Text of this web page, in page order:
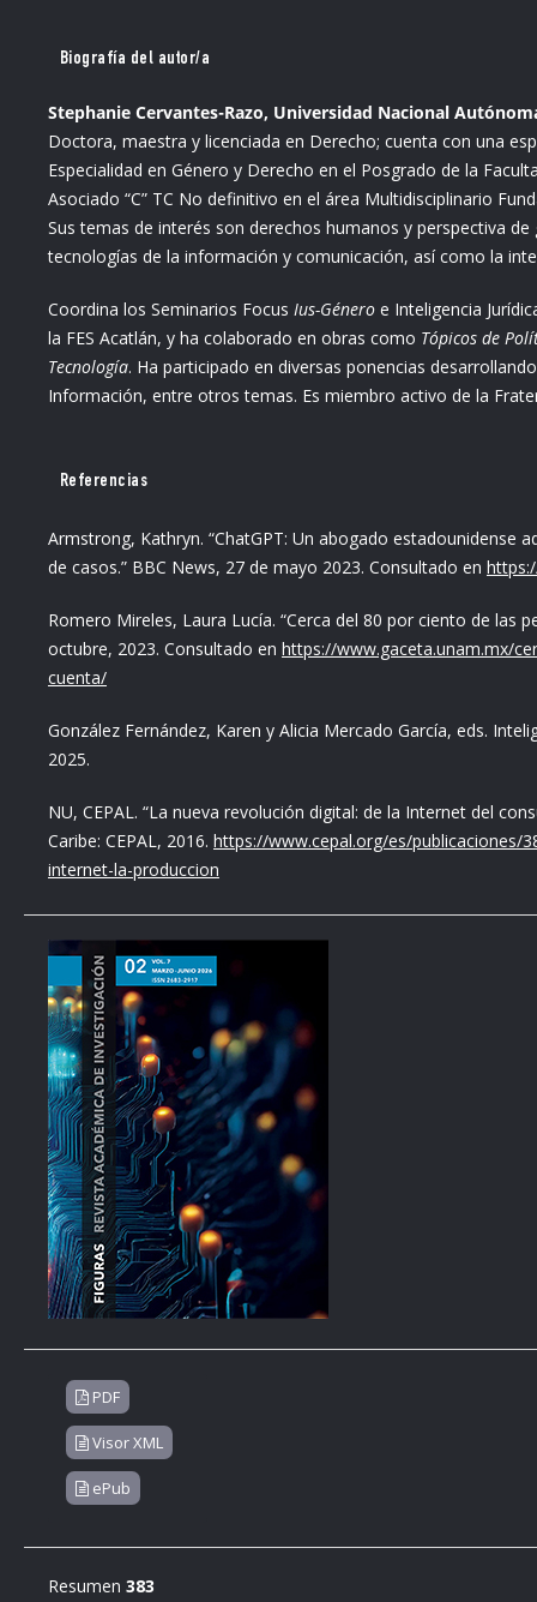
Biografía del autor/a
Stephanie Cervantes-Razo, Universidad Nacional
Doctora, maestra y licenciada en Derecho; cuenta con una
Especialidad en Género y Derecho en el Posgrado de la
Asociado “C” TC No definitivo en el área Multidisciplinario
Sus temas de interés son derechos humanos y perspectiva
tecnologías de la información y comunicación, así como la
Coordina los Seminarios Focus Ius-Género e Inteligencia
la FES Acatlán, y ha colaborado en obras como Tópicos de
Tecnología. Ha participado en diversas ponencias
Información, entre otros temas. Es miembro activo de la
Referencias
Armstrong, Kathryn. “ChatGPT: Un abogado estadounidense
de casos.” BBC News, 27 de mayo 2023. Consultado en
Romero Mireles, Laura Lucía. “Cerca del 80 por ciento de las
octubre, 2023. Consultado en https://www.gaceta.unam.mx/
cuenta/
González Fernández, Karen y Alicia Mercado García, eds.
2025.
NU, CEPAL. “La nueva revolución digital: de la Internet del
Caribe: CEPAL, 2016. https://www.cepal.org/es/publicaciones/
internet-la-produccion
ONU, “La adopción precipitada de sistemas de IA en la salud
mayo, 2023. Consultado en
Pérez Ransanz, Ana Rosa y Velasco Gómez, Ambrosio.
iberoamericanas. UNAM: México, 2011.
Romero, Nataly. “Ministro Arístides Guerrero utiliza IA como
responsablemente.” El Universal, 4 de octubre, 2025.
aristides-guerrero-utiliza-ia-como-herramienta-
Suárez Díaz, Reynaldo. La educación. Teorías Educativas.
2002.
PDF
Visor XML
ePub
Resumen 383